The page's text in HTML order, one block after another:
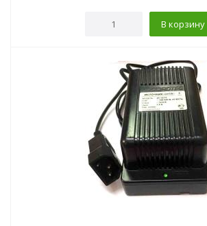
В корзину